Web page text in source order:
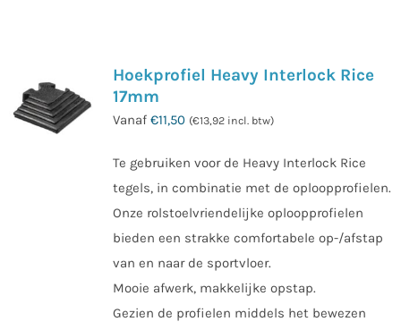
Hoekprofiel Heavy Interlock Rice
17mm
Vanaf €11,50 (€13,92incl. btw)
Te gebruiken voor de Heavy Interlock Rice
tegels, in combinatie met de oploopprofielen.
Onze rolstoelvriendelijke oploopprofielen
bieden een strakke comfortabele op-/afstap
van en naar de sportvloer.
Mooie afwerk, makkelijke opstap.
Gezien de profielen middels het bewezen